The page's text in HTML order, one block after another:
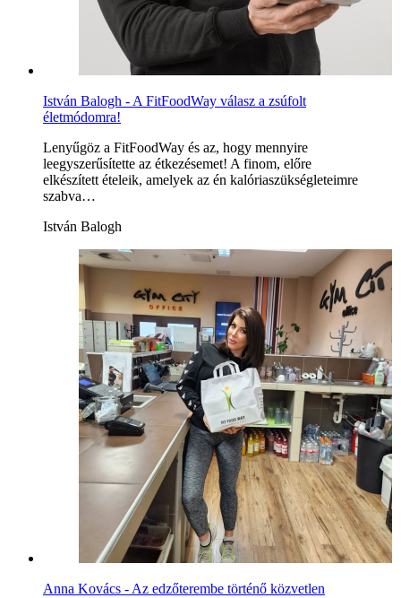
István Balogh - A FitFoodWay válasz a zsúfolt
életmódomra!
Lenyűgöz a FitFoodWay és az, hogy mennyire
leegyszerűsítette az étkezésemet! A finom, előre
elkészített ételeik, amelyek az én kalóriaszükségleteimre
szabva…
István Balogh
Anna Kovács - Az edzőterembe történő közvetlen